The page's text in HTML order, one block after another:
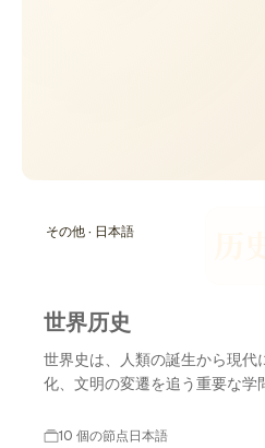
その他 · 日本語
世界历史
世界史は、人類の誕生から現代
化、文明の変遷を追う重要な学
10 個の節点日本語